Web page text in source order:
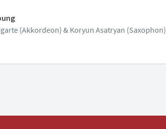
(Akkordeon) & Koryun Asatryan (Saxophon)